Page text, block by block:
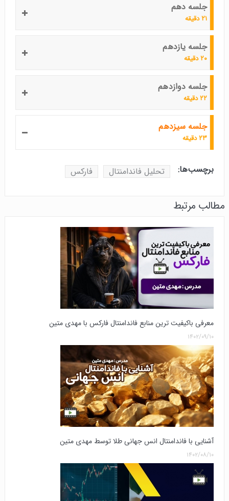
جلسه دهم
۲۱ دقیقه
جلسه یازدهم
۲۰ دقیقه
جلسه دوازدهم
۲۲ دقیقه
جلسه سیزدهم
۲۳ دقیقه
برچسب‌ها: تحلیل فاندامنتال فارکس
مطالب مرتبط
معرفی باکیفیت ترین منابع فاندامنتال فارکس با مهدی متین
۱۴۰۲/۰۹/۱۰
آشنایی با فاندامنتال انس جهانی طلا توسط مهدی متین
۱۴۰۲/۰۸/۱۰